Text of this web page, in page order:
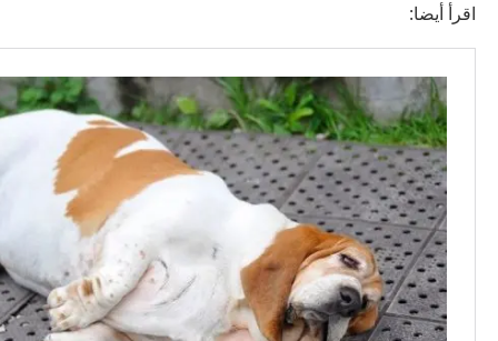
اقرأ أيضا: